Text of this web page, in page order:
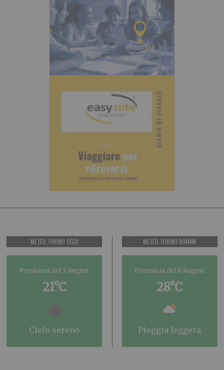
METEO TORINO OGGI
Previsioni del 7 August
21°C
cielo sereno
METEO TORINO DOMANI
Previsioni del 8 August
28°C
pioggia leggera